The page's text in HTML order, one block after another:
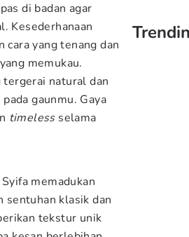
di badan agar
Kesederhanaan
yang tenang dan
memukau.
tergerai natural dan
gaunmu. Gaya
timelessselama
memadukan
sentuhan klasik dan
tekstur unik